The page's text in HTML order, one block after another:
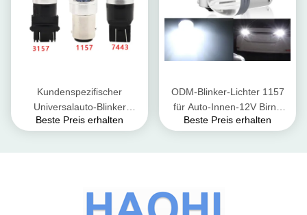
Kundenspezifischer
Universalauto-Blinker
beleuchtet
Beste Preis erhalten
ODM-Blinker-Lichter 1157
für Auto-Innen-12V Birne
1156
Beste Preis erhalten